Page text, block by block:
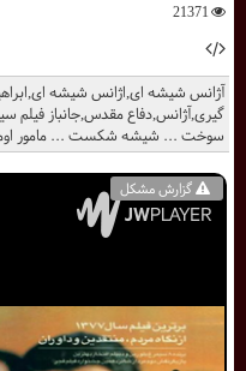
گزارش مشکل
آژانس شیشه ای,اژانس شیشه
گیری,آژانس,دفاع مقدس,جانباز فیلم
سوخت ... شیشه شکست ... مامور
21371